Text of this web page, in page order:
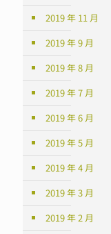
2019 年 11 月
2019 年 9 月
2019 年 8 月
2019 年 7 月
2019 年 6 月
2019 年 5 月
2019 年 4 月
2019 年 3 月
2019 年 2 月